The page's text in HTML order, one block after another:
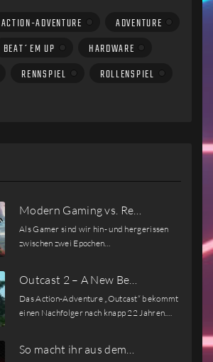
ACTION-ADVENTURE
ADVENTURE
BEAT´EM UP
HARDWARE
RENNSPIEL
ROLLENSPIEL
Modern Gaming vs. Re…
Als Gamer sind wir hin- und hergerissen
zwischen zwei Epochen…
Outcast 2 – A New Be…
Das Action-Adventure „Outcast“ bekommt
einen Nachfolger nach knapp 22 Jahren.…
So macht ihr aus dem…